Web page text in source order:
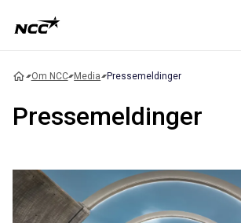
Om NCC Media Pressemeldinger
Pressemeldinger